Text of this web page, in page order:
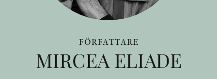
FÖRFATTARE
MIRCEA ELIADE